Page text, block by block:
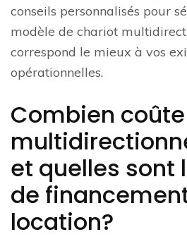
conseils personnalisés pour
modèle de chariot
correspond le mieux à vos
opérationnelles.
Combien
et quelles sont
de
location?